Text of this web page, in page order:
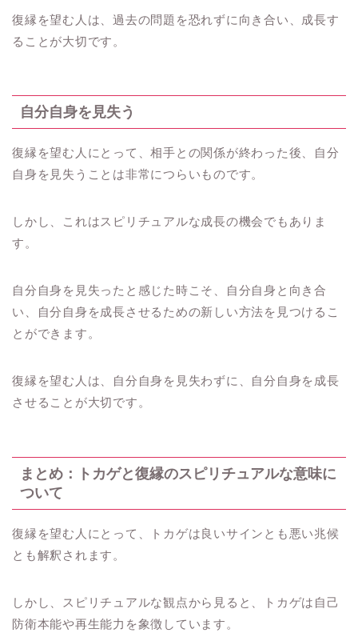
復縁を望む人は、過去の問題を恐れずに向き合い、成長す
ることが大切です。
自分自身を見失う
復縁を望む人にとって、相手との関係が終わった後、自分
自身を見失うことは非常につらいものです。
しかし、これはスピリチュアルな成長の機会でもありま
す。
自分自身を見失ったと感じた時こそ、自分自身と向き合
い、自分自身を成長させるための新しい方法を見つけるこ
とができます。
復縁を望む人は、自分自身を見失わずに、自分自身を成長
させることが大切です。
まとめ：トカゲと復縁のスピリチュアルな意味に
ついて
復縁を望む人にとって、トカゲは良いサインとも悪い兆候
とも解釈されます。
しかし、スピリチュアルな観点から見ると、トカゲは自己
防衛本能や再生能力を象徴しています。